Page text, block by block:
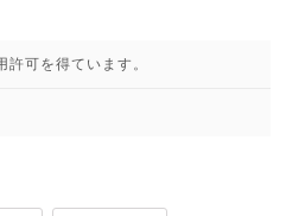
可を得ています。